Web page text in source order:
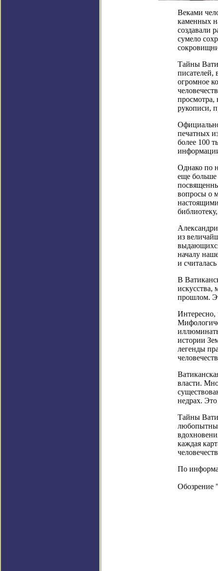
Веками
каменных
создавали
сумело
Тайны
писателей,
огромное
просмотра,
рукописи,
печатных
более 100
Однако по
еще больше
вопросы о
из
началу
и
В
искусства,
прошлом.
Интересно,
истории
легенды
власти.
недрах. Это
Тайны
каждая
По
Обозрение